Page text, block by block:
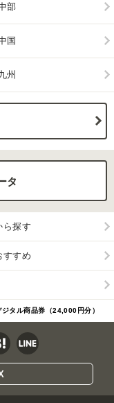
部
国
州
タ
ら探す
すすめ
タル商品券（24,000円分）